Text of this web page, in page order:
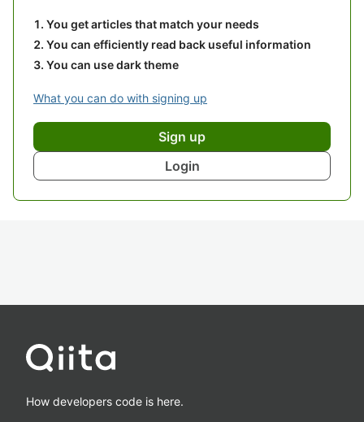
You get articles that match your needs
You can efficiently read back useful information
You can use dark theme
What you can do with signing up
Sign up
Login
How developers code is here.